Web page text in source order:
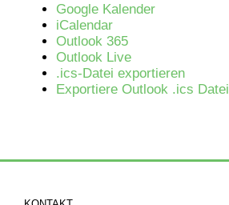
Google Kalender
iCalendar
Outlook 365
Outlook Live
.ics-Datei exportieren
Exportiere Outlook .ics Datei